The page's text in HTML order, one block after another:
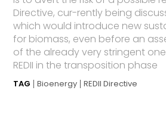
Directive, cur-rently being
which would introduce new
for biomass, even before an
of the already very stringent
REDII in the transposition phase
TAG Bioenergy REDII Directive